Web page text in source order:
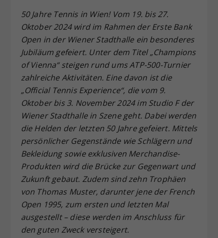
50 Jahre Tennis in Wien! Vom 19. bis 27.
Oktober 2024 wird im Rahmen der Erste Bank
Open in der Wiener Stadthalle ein besonderes
Jubiläum gefeiert. Unter dem Titel „Champions
of Vienna“ steigen rund ums ATP-500-Turnier
zahlreiche Aktivitäten. Eine davon ist die
„Official Tennis Experience“, die vom 9.
Oktober bis 3. November 2024 im Studio F der
Wiener Stadthalle in Szene geht. Dabei werden
die Helden der letzten 50 Jahre gefeiert. Mittels
persönlicher Gegenstände wie Schlägern und
Bekleidung sowie exklusiven Merchandise-
Produkten wird die Brücke zur Gegenwart und
Zukunft gebaut. Zudem sind zehn Trophäen
von Thomas Muster, darunter jene der French
Open 1995, zum ersten und letzten Mal
ausgestellt – diese werden im Anschluss für
den guten Zweck versteigert.
Zweck
Dieser Wert speichert Ihre Consent-
Einstellungen. Unter anderem eine
historische Speicherung Ihrer
vorgenommen Einstellungen, falls der
Webseiten-Betreiber dies eingestellt
hat.